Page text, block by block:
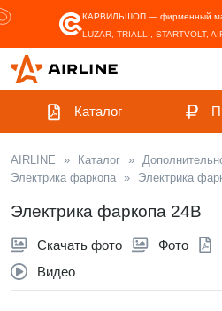
КАРВИЛЬШОП — фирменный
LUZAR, TRIALLI, STARTVOLT,
Каталог
AIRLINE » Каталог »
Электрика фаркопа » Электрика
Электрика фаркопа 24В
Скачать фото Фото
Видео